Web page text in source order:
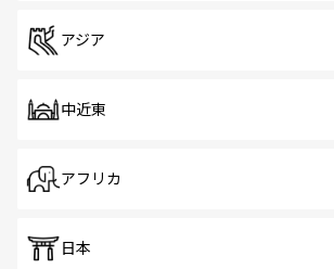
アジア
中近東
アフリカ
日本